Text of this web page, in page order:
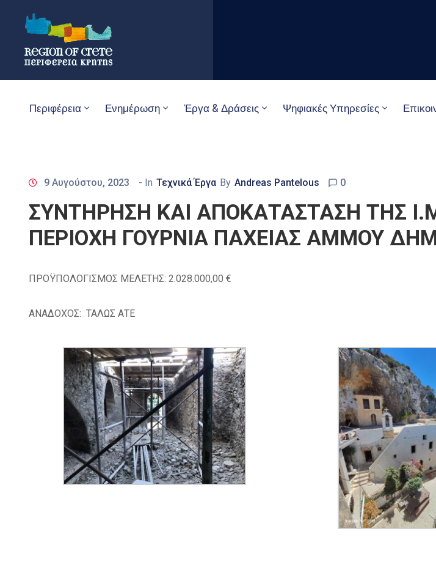
Περιφέρεια Ενημέρωση Έργα & Δράσεις Ψηφιακές Υπηρεσίες
9 Αυγούστου, 2023 - In Τεχνικά Έργα By Andreas Pantelous 0
ΣΥΝΤΗΡΗΣΗ ΚΑΙ ΑΠΟΚΑΤΑΣΤΑΣΗ ΤΗΣ
ΠΕΡΙΟΧΗ ΓΟΥΡΝΙΑ ΠΑΧΕΙΑΣ ΑΜΜΟΥ
ΠΡΟΫΠΟΛΟΓΙΣΜΟΣ ΜΕΛΕΤΗΣ: 2.028.000,00 €
ΑΝΑΔΟΧΟΣ: ΤΑΛΩΣ ΑΤΕ